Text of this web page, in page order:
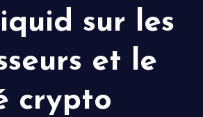
sur les
et le
crypto